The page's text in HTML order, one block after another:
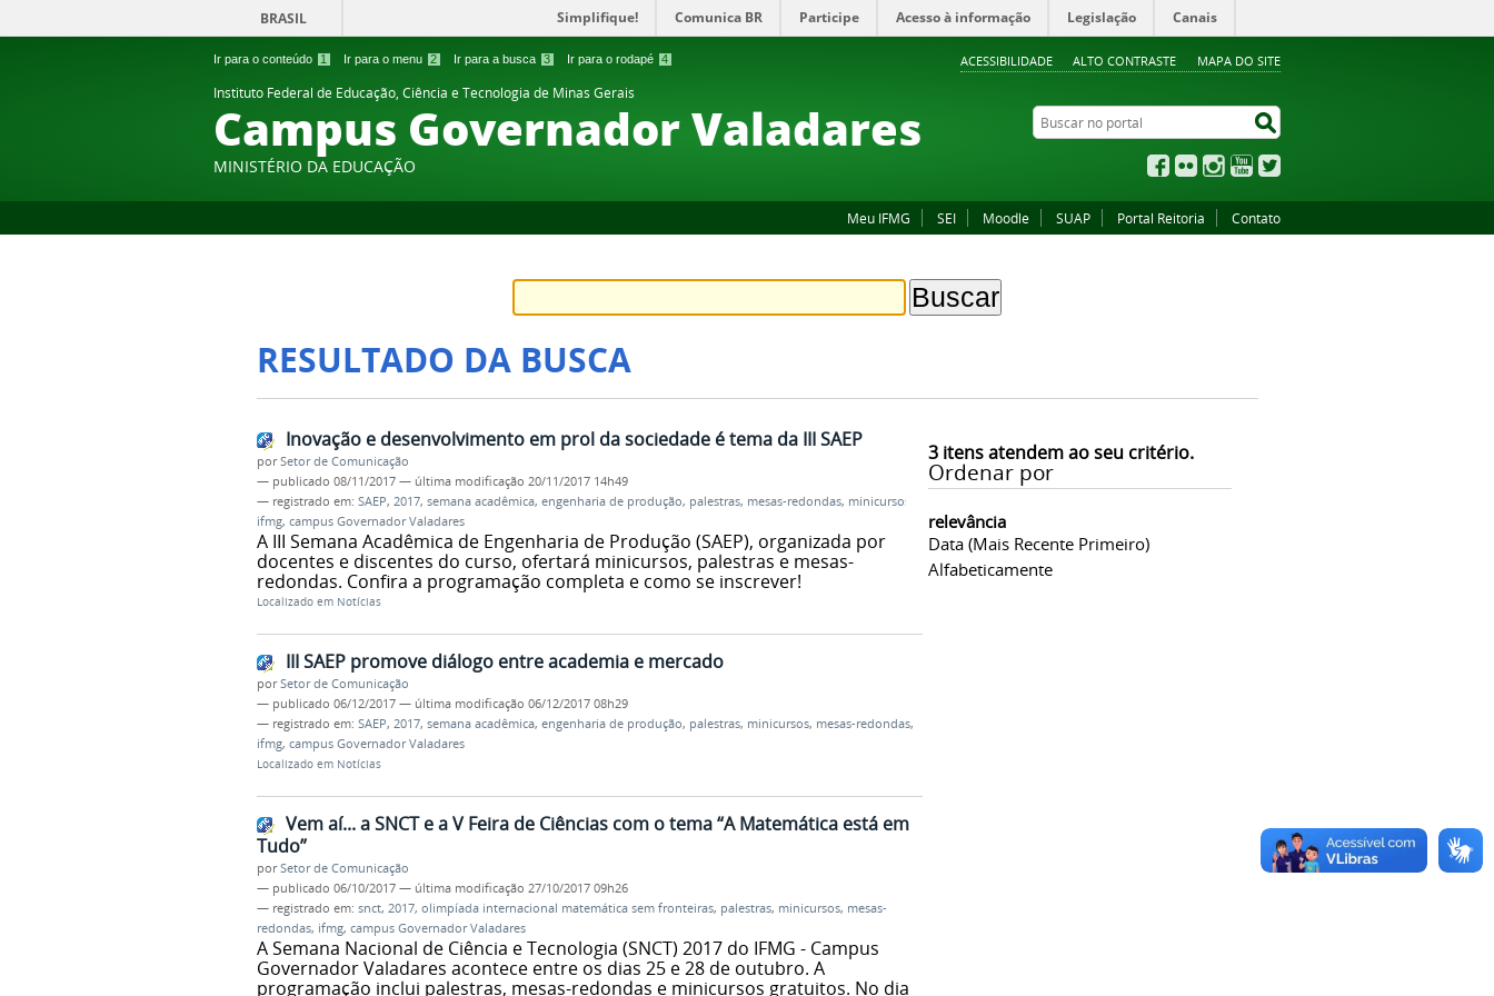
Ir para o conteúdo 1 Ir para o menu 2 Ir para a busca 3 Ir para o rodapé 4 ACESSIBILIDADE ALTO CONTRASTE MAPA DO SITE
BRASIL Simplifique! Comunica BR Participe Acesso à informação Legislação Canais
Instituto Federal de Educação, Ciência e Tecnologia de Minas Gerais
Campus Governador Valadares
MINISTÉRIO DA EDUCAÇÃO
Buscar no portal
Facebook
Flickr InstagramYouTube
Meu IFMG SEI Moodle SUAP Portal Reitoria Contato
RESULTADO DA BUSCA
3itens atendem ao seu critério.
Ordenar por
relevância
Data (mais Recente Primeiro)
Alfabeticamente
Inovação e desenvolvimento em prol da sociedade é tema da III SAEP
porSetor de Comunicação
— publicado 08/11/2017 — última modificação 20/11/2017 14h49
— registrado em: SAEP, 2017, semana acadêmica, engenharia de produção, palestras, mesas-redondas, minicursos
ifmg, campus Governador Valadares
A III Semana Acadêmica de Engenharia de Produção (SAEP), organizada por
docentes e discentes do curso, ofertará minicursos, palestras e mesas-
redondas. Confira a programação completa e como se inscrever!
Localizado em Notícias
III SAEP promove diálogo entre academia e mercado
porSetor de Comunicação
— publicado 06/12/2017 — última modificação 06/12/2017 08h29
— registrado em: SAEP, 2017, semana acadêmica, engenharia de produção, palestras, minicursos, mesas-redondas,
ifmg, campus Governador Valadares
Localizado em Notícias
Vem aí... a SNCT e a V Feira de Ciências com o tema “A Matemática está em
Tudo”
porSetor de Comunicação
— publicado 06/10/2017 — última modificação 27/10/2017 09h26
— registrado em: snct, 2017, olimpíada internacional matemática sem fronteiras, palestras, minicursos, mesas-
redondas, ifmg, campus Governador Valadares
A Semana Nacional de Ciência e Tecnologia (SNCT) 2017 do IFMG - Campus
Governador Valadares acontece entre os dias 25 e 28 de outubro. A
programação inclui palestras, mesas-redondas e minicursos gratuitos. No dia